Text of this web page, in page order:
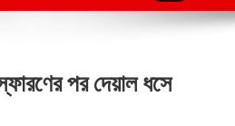
পর দেয়াল ধসে